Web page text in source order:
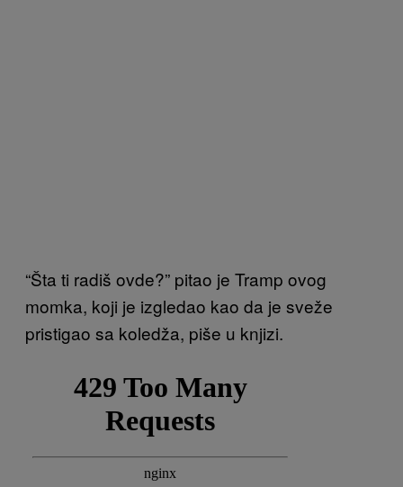
“Šta ti radiš ovde?” pitao je Tramp ovog
momka, koji je izgledao kao da je sveže
pristigao sa koledža, piše u knjizi.